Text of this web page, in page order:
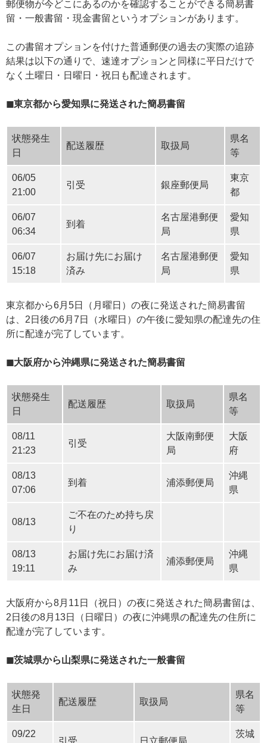
郵便物が今どこにあるのかを確認することができる簡易書
留・一般書留・現金書留というオプションがあります。
この書留オプションを付けた普通郵便の過去の実際の追跡
結果は以下の通りで、速達オプションと同様に平日だけで
なく土曜日・日曜日・祝日も配達されます。
◼︎東京都から愛知県に発送された簡易書留
状態発生
日
配送履歴 取扱局
県名
等
06/05
21:00
引受 銀座郵便局
東京
都
06/07
06:34
到着
名古屋港郵便
局
愛知
県
06/07
15:18
お届け先にお届け
済み
名古屋港郵便
局
愛知
県
東京都から6月5日（月曜日）の夜に発送された簡易書留
は、2日後の6月7日（水曜日）の午後に愛知県の配達先の住
所に配達が完了しています。
◼︎大阪府から沖縄県に発送された簡易書留
状態発生
日
配送履歴 取扱局
県名
等
08/11
21:23
引受
大阪南郵便
局
大阪
府
08/13
07:06
到着 浦添郵便局
沖縄
県
08/13
ご不在のため持ち戻
り
08/13
19:11
お届け先にお届け済
み
浦添郵便局
沖縄
県
大阪府から8月11日（祝日）の夜に発送された簡易書留は、
2日後の8月13日（日曜日）の夜に沖縄県の配達先の住所に
配達が完了しています。
◼︎茨城県から山梨県に発送された一般書留
状態発
生日
配送履歴 取扱局
県名
等
09/22 茨城